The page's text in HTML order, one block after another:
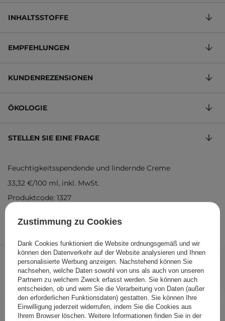
19,99 € /Stk.
IN DEN WARENKORB
INHALTSSTOFFE
EMPFEHLUNGEN
KUNDENREZENSIONEN
ÖKOLOGIE
STELLEN SIE EINE FRAGE
Feuchtigkeitsspendende und lindernde Creme
33,32 €/100 ml, inkl. MwSt.
Produktcode: 1327
Folgende Produkte wurden von
anderen Kunden geprüft
Zustimmung zu Cookies
Dank Cookies funktioniert die Website ordnungsgemäß und wir
können den Datenverkehr auf der Website analysieren und Ihnen
personalisierte Werbung anzeigen. Nachstehend können Sie
nachsehen, welche Daten sowohl von uns als auch von unseren
Partnern zu welchem Zweck erfasst werden. Sie können auch
entscheiden, ob und wem Sie die Verarbeitung von Daten (außer
den erforderlichen Funktionsdaten) gestatten. Sie können Ihre
Einwilligung jederzeit widerrufen, indem Sie die Cookies aus
Ihrem Browser löschen. Weitere Informationen finden Sie in der